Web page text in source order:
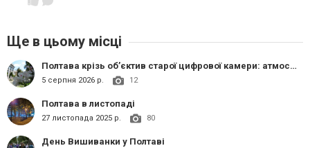
Ще в цьому місці
Полтава крізь об’єктив старої цифрової камери: атмосферні кадри міста
5 серпня 2026 р. 12
Полтава в листопаді
27 листопада 2025 р. 80
День Вишиванки у Полтаві